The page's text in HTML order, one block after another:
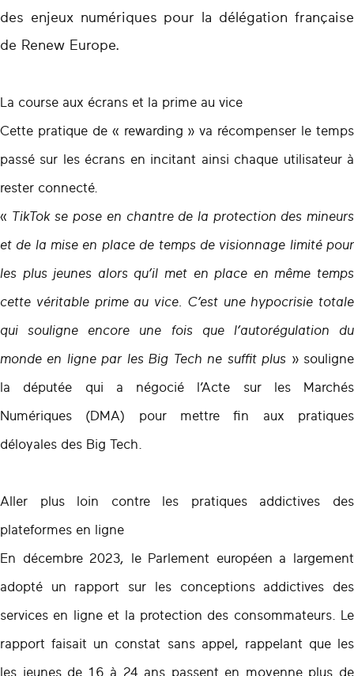
des enjeux numériques pour la délégation française
de Renew Europe.
La course aux écrans et la prime au vice
Cette pratique de « rewarding » va récompenser le temps
passé sur les écrans en incitant ainsi chaque utilisateur à
rester connecté.
« TikTok se pose en chantre de la protection des mineurs
et de la mise en place de temps de visionnage limité pour
les plus jeunes alors qu’il met en place en même temps
cette véritable prime au vice. C’est une hypocrisie totale
qui souligne encore une fois que l’autorégulation du
monde en ligne par les Big Tech ne suffit plus » souligne
la députée qui a négocié l’Acte sur les Marchés
Numériques (DMA) pour mettre fin aux pratiques
déloyales des Big Tech.
Aller plus loin contre les pratiques addictives des
plateformes en ligne
En décembre 2023, le Parlement européen a largement
adopté un rapport sur les conceptions addictives des
services en ligne et la protection des consommateurs. Le
rapport faisait un constat sans appel, rappelant que les
les jeunes de 16 à 24 ans passent en moyenne plus de